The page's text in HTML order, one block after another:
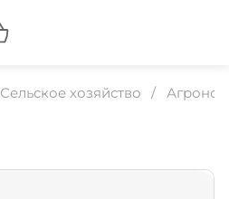
Сельское хозяйство